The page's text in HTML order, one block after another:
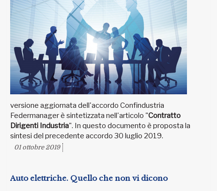
versione aggiornata dell'accordo Confindustria
Federmanager è sintetizzata nell'articolo "Contratto
Dirigenti Industria". In questo documento è proposta la
sintesi del precedente accordo 30 luglio 2019.
01 ottobre 2019
Auto elettriche. Quello che non vi dicono